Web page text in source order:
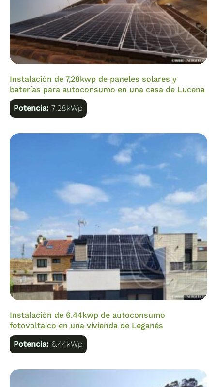
Instalación de 7,28kwp de paneles solares y
baterías para autoconsumo en una casa de Lucena
Potencia:7.28kWp
Instalación de 6.44kwp de autoconsumo
fotovoltaico en una vivienda de Leganés
Potencia: 6.44kWp